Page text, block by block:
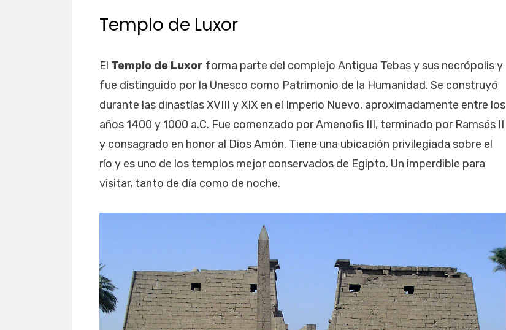
Templo de Luxor
El Templo de Luxor forma parte del complejo Antigua Tebas y sus necrópolis y
fue distinguido por la Unesco como Patrimonio de la Humanidad. Se construyó
durante las dinastías XVIII y XIX en el Imperio Nuevo, aproximadamente entre los
años 1400 y 1000 a.C. Fue comenzado por Amenofis III, terminado por Ramsés II
y consagrado en honor al Dios Amón. Tiene una ubicación privilegiada sobre el
río y es uno de los templos mejor conservados de Egipto. Un imperdible para
visitar, tanto de día como de noche.